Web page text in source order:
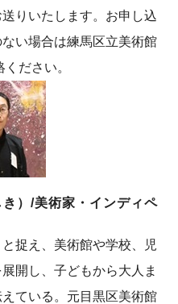
りいたします。お申し込
い場合は練馬区立美術館
ください。
）/美術家・インディペ
捉え、美術館や学校、児
開し、子どもから大人ま
ている。元目黒区美術館